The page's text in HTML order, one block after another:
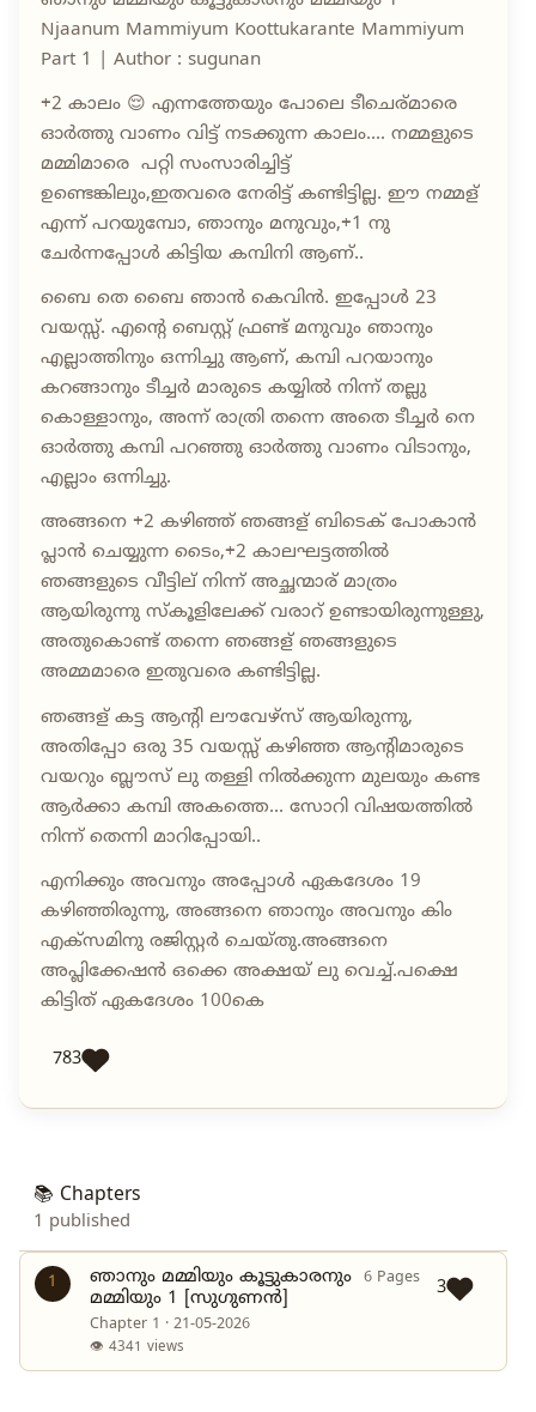
Njaanum Mammiyum Koottukarante Mammiyum
Part 1 | Author : sugunan
+2 കാലം 😌 എന്നത്തേയും പോലെ ടീചെര്മാരെ
ഓർത്തു വാണം വിട്ട് നടക്കുന്ന കാലം.... നമ്മളുടെ
മമ്മിമാരെ പറ്റി സംസാരിച്ചിട്ട്
ഉണ്ടെങ്കിലും,ഇതവരെ നേരിട്ട് കണ്ടിട്ടില്ല. ഈ നമ്മള്
എന്ന് പറയുമ്പോ, ഞാനും മനുവും,+1 നു
ചേർന്നപ്പോൾ കിട്ടിയ കമ്പിനി ആണ്..
ബൈ തെ ബൈ ഞാൻ കെവിൻ. ഇപ്പോൾ 23
വയസ്സ്. എന്റെ ബെസ്റ്റ് ഫ്രണ്ട് മനുവും ഞാനും
എല്ലാത്തിനും ഒന്നിച്ചു ആണ്, കമ്പി പറയാനും
കറങ്ങാനും ടീച്ചർ മാരുടെ കയ്യിൽ നിന്ന് തല്ലു
കൊള്ളാനും, അന്ന് രാത്രി തന്നെ അതെ ടീച്ചർ നെ
ഓർത്തു കമ്പി പറഞ്ഞു ഓർത്തു വാണം വിടാനും,
എല്ലാം ഒന്നിച്ചു.
അങ്ങനെ +2 കഴിഞ്ഞ് ഞങ്ങള് ബിടെക് പോകാൻ
പ്ലാൻ ചെയ്യുന്ന ടൈം,+2 കാലഘട്ടത്തിൽ
ഞങ്ങളുടെ വീട്ടില് നിന്ന് അച്ഛന്മാര് മാത്രം
ആയിരുന്നു സ്കൂളിലേക്ക് വരാറ് ഉണ്ടായിരുന്നുള്ളു,
അതുകൊണ്ട് തന്നെ ഞങ്ങള് ഞങ്ങളുടെ
അമ്മമാരെ ഇതുവരെ കണ്ടിട്ടില്ല.
ഞങ്ങള് കട്ട ആന്റി ലൗവേഴ്സ് ആയിരുന്നു,
അതിപ്പോ ഒരു 35 വയസ്സ് കഴിഞ്ഞ ആന്റിമാരുടെ
വയറും ബ്ലൗസ് ലു തള്ളി നിൽക്കുന്ന മുലയും കണ്ട
ആർക്കാ കമ്പി അകത്തെ... സോറി വിഷയത്തിൽ
നിന്ന് തെന്നി മാറിപ്പോയി..
എനിക്കും അവനും അപ്പോൾ ഏകദേശം 19
കഴിഞ്ഞിരുന്നു, അങ്ങനെ ഞാനും അവനും കിം
എക്സമിനു രജിസ്റ്റർ ചെയ്തു.അങ്ങനെ
അപ്ലിക്കേഷൻ ഒക്കെ അക്ഷയ് ലു വെച്ച്.പക്ഷെ
കിട്ടിത് ഏകദേശം 100കെ
783
📚 Chapters
1 published
1
ഞാനും മമ്മിയും കൂട്ടുകാരനും
മമ്മിയും 1 [സുഗുണൻ]
6 Pages
Chapter 1 · 21-05-2026
👁 4341 views
3